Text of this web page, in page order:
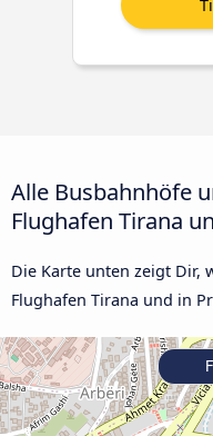
Alle Busbahnhöfe
Flughafen Tirana
Die Karte unten zeigt Dir,
Flughafen Tirana und in